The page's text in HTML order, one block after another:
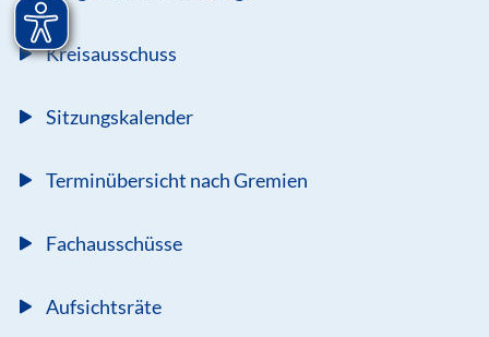
Kreisausschuss
Sitzungskalender
Terminübersicht nach Gremien
Fachausschüsse
Aufsichtsräte